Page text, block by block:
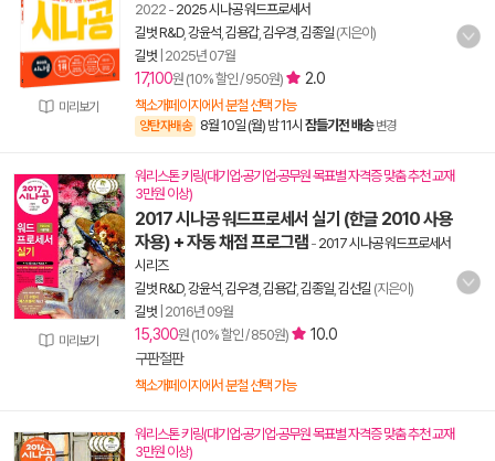
미리보기
2022 - 2025 시나공 워드프로세서
길벗 R&D, 강윤석 김용갑, 김우경 김종일 (지은이)
길벗 2025년 07월
17,100원 (10% 할인 / 950원) 2.0
책소개페이지에서 분철 선택 가능
양탄자배송 8월 10일 (월) 밤 11시 잠들기전 배송 변경
미리보기
워리스톤 키링(대기업·공기업·공무원 목표별 자격증 맞춤 추천 교재
3만원 이상)
2017 시나공 워드프로세서 실기 (한글 2010 사용
자용) + 자동 채점 프로그램 - 2017 시나공 워드프로세서
시리즈
길벗 R&D, 강윤석 김우경 김용갑, 김종일 김선길 (지은이)
길벗 2016년 09월
15,300원 (10% 할인 / 850원)
10.0
구판절판
책소개페이지에서 분철 선택 가능
워리스톤 키링(대기업·공기업·공무원 목표별 자격증 맞춤 추천 교재
3만원 이상)